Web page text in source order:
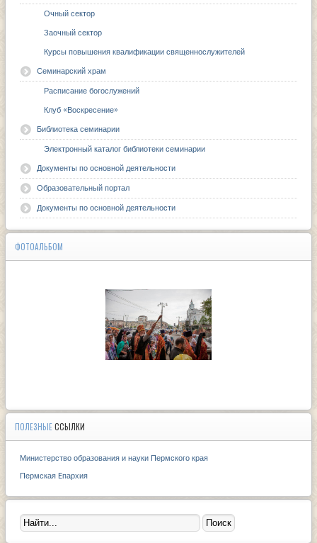
Очный сектор
Заочный сектор
Курсы повышения квалификации священнослужителей
Семинарский храм
Расписание богослужений
Клуб «Воскресение»
Библиотека семинарии
Электронный каталог библиотеки семинарии
Документы по основной деятельности
Образовательный портал
Документы по основной деятельности
ФОТОАЛЬБОМ
ПОЛЕЗНЫЕССЫЛКИ
Министерство образования и науки Пермского края
Пермская Eпархия